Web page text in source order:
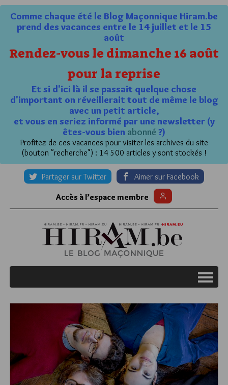
Comme chaque été le Blog Maçonnique Hiram.be
prend des vacances entre le 14 juillet et le 15
août
Rendez-vous le dimanche 16 août
pour la reprise
Et si d'ici là il se passait quelque chose
d'important on réveillerait tout de même le blog
avec un petit article,
et vous en seriez informé par une newsletter (y
êtes-vous bien abonné ?)
Profitez de ces vacances pour visiter les archives du site
(bouton "recherche") : 14 500 articles y sont stockés !
Partager sur Twitter Aimer sur Facebook
Accès à l’espace membre